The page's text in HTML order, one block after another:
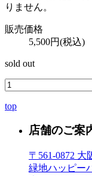
りません。
販売価格
5,500円(税込)
sold out
top
店舗のご案
〒561-0872 大
緑地ハッピー